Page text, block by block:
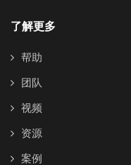
了解更多
帮助
团队
视频
资源
案例